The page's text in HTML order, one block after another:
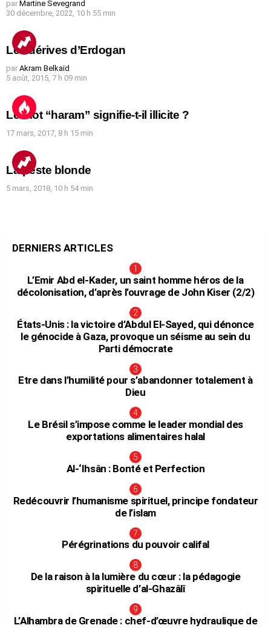
par Martine Sevegrand
30 décembre, 2022, 10 h 55 min
Les dérives d’Erdogan
par Akram Belkaïd
5 août, 2015, 7 h 09 min
Le mot “haram” signifie-t-il illicite ?
17 mars, 2017, 8 h 15 min
La peste blonde
5 mars, 2018, 10 h 54 min
DERNIERS ARTICLES
L’Emir Abd el-Kader, un saint homme héros de la
décolonisation, d’après l’ouvrage de John Kiser (2/2)
États-Unis : la victoire d’Abdul El-Sayed, qui dénonce
le génocide à Gaza, provoque un séisme au sein du
Parti démocrate
Etre dans l’humilité pour s’abandonner totalement à
Dieu
Le Brésil s’impose comme le leader mondial des
exportations alimentaires halal
Al-‘Ihsân : Bonté et Perfection
Redécouvrir l’humanisme spirituel, principe fondateur
de l’islam
Pérégrinations du pouvoir califal
De la raison à la lumière du cœur : la pédagogie
spirituelle d’al-Ghazâlî
L’Alhambra de Grenade : chef-d’œuvre hydraulique de